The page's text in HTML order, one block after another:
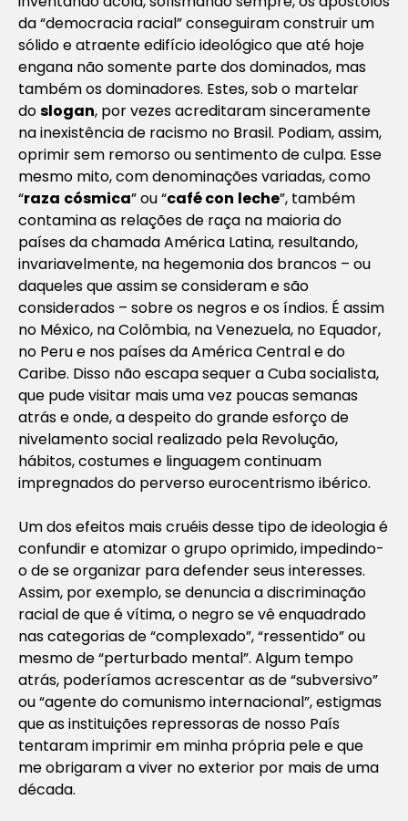
da “democracia racial” conseguiram construir um
sólido e atraente edifício ideológico que até hoje
engana não somente parte dos dominados, mas
também os dominadores. Estes, sob o martelar
doslogan, por vezes acreditaram sinceramente
na inexistência de racismo no Brasil. Podiam, assim,
oprimir sem remorso ou sentimento de culpa. Esse
mesmo mito, com denominações variadas, como
“raza cósmica” ou “café con leche”, também
contamina as relações de raça na maioria do
países da chamada América Latina, resultando,
invariavelmente, na hegemonia dos brancos – ou
daqueles que assim se consideram e são
considerados – sobre os negros e os índios. É assim
no México, na Colômbia, na Venezuela, no Equador,
no Peru e nos países da América Central e do
Caribe. Disso não escapa sequer a Cuba socialista,
que pude visitar mais uma vez poucas semanas
atrás e onde, a despeito do grande esforço de
nivelamento social realizado pela Revolução,
hábitos, costumes e linguagem continuam
impregnados do perverso eurocentrismo ibérico.
Um dos efeitos mais cruéis desse tipo de ideologia é
confundir e atomizar o grupo oprimido, impedindo-
o de se organizar para defender seus interesses.
Assim, por exemplo, se denuncia a discriminação
racial de que é vítima, o negro se vê enquadrado
nas categorias de “complexado”, “ressentido” ou
mesmo de “perturbado mental”. Algum tempo
atrás, poderíamos acrescentar as de “subversivo”
ou “agente do comunismo internacional”, estigmas
que as instituições repressoras de nosso País
tentaram imprimir em minha própria pele e que
me obrigaram a viver no exterior por mais de uma
década.